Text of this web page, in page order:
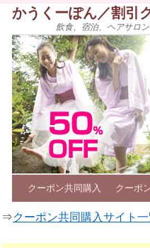
かうくーぽん／割引
飲食、宿泊、ヘアサロ
クーポン共同購入 クーポ
⇒クーポン共同購入サイト一